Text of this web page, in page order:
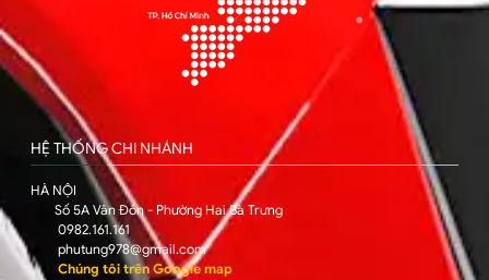
HỆ THỐNG CHI NHÁNH
HÀ NỘI
Số 5A Vân Đồn - Phường Hai Bà Trưng
0982.161.161
phutung978@gmail.com
Chúng tôi trên Google map